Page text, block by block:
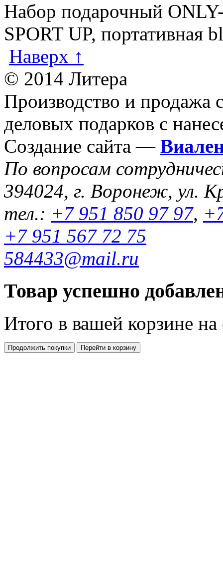
Набор подарочный
SPORT UP, портативная
Наверх ↑
© 2014 Литера
Производство и продажа
деловых подарков с
Создание сайта —
По вопросам
394024, г. Воронеж, ул.
тел.: +7 951 850 97 97,
+7 951 567 72 75
584433@mail.ru
Товар успешно
Итого в вашей корзине
Продолжить покупки Перейти в корзину